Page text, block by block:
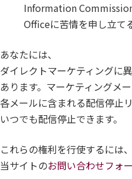
Information
Officeに苦情を申し立て
あなたには、
ダイレクトマーケティングに
あります。マーケティングメー
各メールに含まれる配信停止
いつでも配信停止できます。
これらの権利を行使するには、
当サイトのお問い合わせフォ